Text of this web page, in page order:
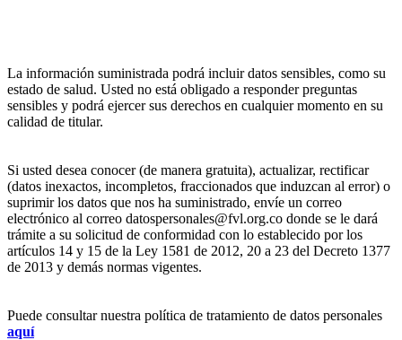
La información suministrada podrá incluir datos sensibles, como su
estado de salud. Usted no está obligado a responder preguntas
sensibles y podrá ejercer sus derechos en cualquier momento en su
calidad de titular.
Si usted desea conocer (de manera gratuita), actualizar, rectificar
(datos inexactos, incompletos, fraccionados que induzcan al error) o
suprimir los datos que nos ha suministrado, envíe un correo
electrónico al correo datospersonales@fvl.org.co donde se le dará
trámite a su solicitud de conformidad con lo establecido por los
artículos 14 y 15 de la Ley 1581 de 2012, 20 a 23 del Decreto 1377
de 2013 y demás normas vigentes.
Puede consultar nuestra política de tratamiento de datos personales
aquí